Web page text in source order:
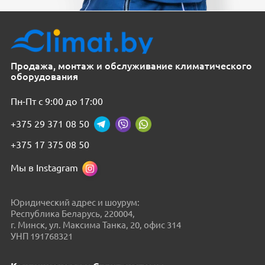
Продажа, монтаж и обслуживание климатического
оборудования
Пн-Пт с 9:00 до 17:00
+375 29 371 08 50
+375 17 375 08 50
Мы в Instagram
Юридический адрес и шоурум:
Республика Беларусь, 220004,
г. Минск, ул. Максима Танка, 20, офис 314
УНП 191768321